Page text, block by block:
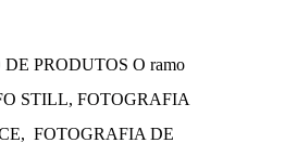
PRODUTOS O ramo
STILL, FOTOGRAFIA
FOTOGRAFIA DE